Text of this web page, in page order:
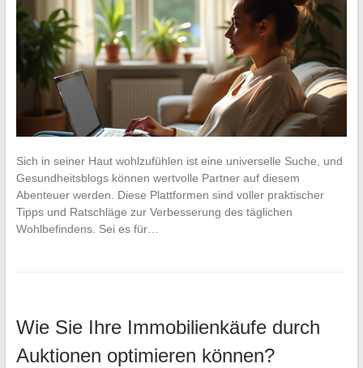
Sich in seiner Haut wohlzufühlen ist eine universelle Suche, und
Gesundheitsblogs können wertvolle Partner auf diesem
Abenteuer werden. Diese Plattformen sind voller praktischer
Tipps und Ratschläge zur Verbesserung des täglichen
Wohlbefindens. Sei es für…
Wie Sie Ihre Immobilienkäufe durch
Auktionen optimieren können?